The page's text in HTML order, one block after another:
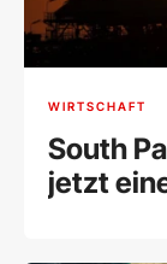
WIRTSCHAFT
South
jetzt